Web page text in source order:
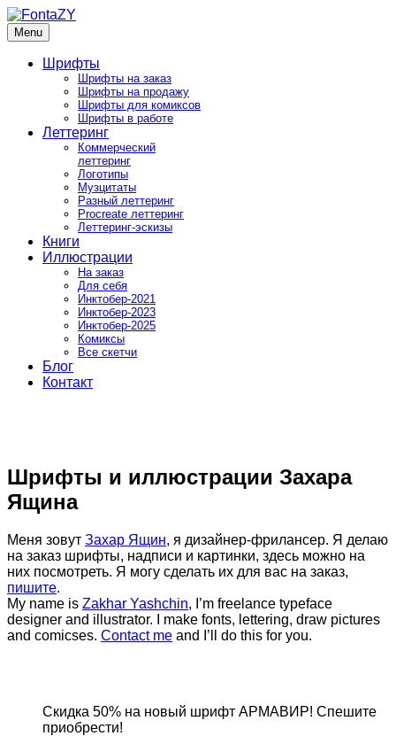
Skip
to
content
FontaZY
Fonts and pictures by Zakhar Yaschin
Menu
Шрифты
Шрифты на заказ
Шрифты на продажу
Шрифты для комиксов
Шрифты в работе
Леттеринг
Коммерческий
леттеринг
Логотипы
Музцитаты
Разный леттеринг
Procreate леттеринг
Леттеринг-эскизы
Книги
Иллюстрации
На заказ
Для себя
Инктобер-2021
Инктобер-2023
Инктобер-2025
Комиксы
Все скетчи
Блог
Контакт
Шрифты и иллюстрации Захара
Ящина
Меня зовут Захар Ящин, я дизайнер-фрилансер. Я делаю
на заказ шрифты, надписи и картинки, здесь можно на
них посмотреть. Я могу сделать их для вас на заказ,
пишите.
My name is Zakhar Yashchin, I’m freelance typeface
designer and illustrator. I make fonts, lettering, draw pictures
and comicses. Contact me and I’ll do this for you.
Скидка 50% на новый шрифт АРМАВИР! Спешите
приобрести!